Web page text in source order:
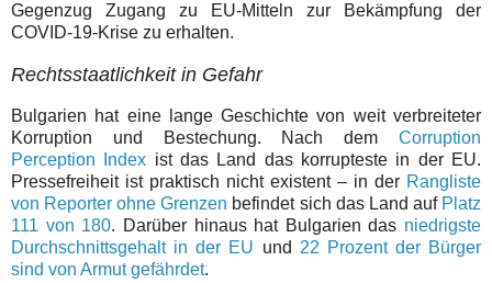
Gegenzug Zugang zu EU-Mitteln zur Bekämpfung der
COVID-19-Krise zu erhalten.
Rechtsstaatlichkeit in Gefahr
Bulgarien hat eine lange Geschichte von weit verbreiteter
Korruption und Bestechung. Nach dem Corruption
Perception Index ist das Land das korrupteste in der EU.
Pressefreiheit ist praktisch nicht existent – in der Rangliste
von Reporter ohne Grenzen befindet sich das Land auf Platz
111 von 180. Darüber hinaus hat Bulgarien das niedrigste
Durchschnittsgehalt in der EU und 22 Prozent der Bürger
sind von Armut gefährdet.